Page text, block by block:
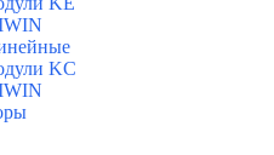
KC